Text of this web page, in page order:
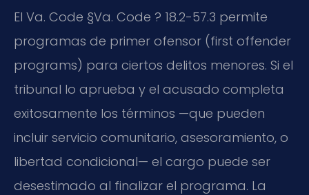
El Va. Code §Va. Code ? 18.2-57.3 permite
programas de primer ofensor (first offender
programs) para ciertos delitos menores. Si el
tribunal lo aprueba y el acusado completa
exitosamente los términos —que pueden
incluir servicio comunitario, asesoramiento, o
libertad condicional— el cargo puede ser
desestimado al finalizar el programa. La